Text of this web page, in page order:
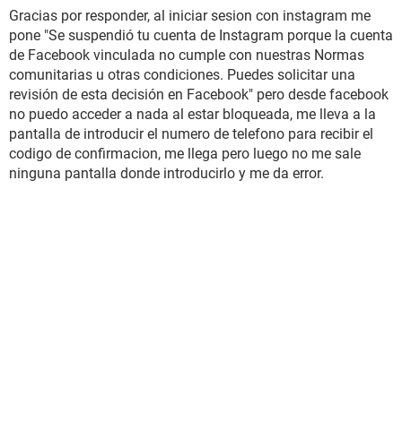
Gracias por responder, al iniciar sesion con instagram me
pone "Se suspendió tu cuenta de Instagram porque la cuenta
de Facebook vinculada no cumple con nuestras Normas
comunitarias u otras condiciones. Puedes solicitar una
revisión de esta decisión en Facebook" pero desde facebook
no puedo acceder a nada al estar bloqueada, me lleva a la
pantalla de introducir el numero de telefono para recibir el
codigo de confirmacion, me llega pero luego no me sale
ninguna pantalla donde introducirlo y me da error.